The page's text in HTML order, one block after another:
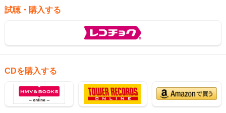
試聴・購入する
CDを購入する